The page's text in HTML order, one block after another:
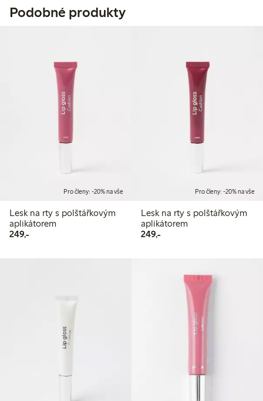
Podobné produkty
Pro členy: -20% na vše
Lesk na rty s polštářkovým
aplikátorem
249,-249,00 Kč
Pro členy: -20% na vše
Lesk na rty s polštářkovým
aplikátorem
249,-249,00 Kč